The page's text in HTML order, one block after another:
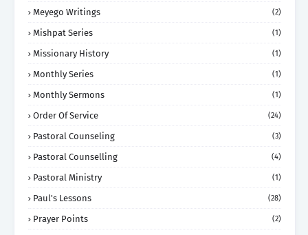
Meyego Writings (2)
Mishpat Series (1)
Missionary History (1)
Monthly Series (1)
Monthly Sermons (1)
Order Of Service (24)
Pastoral Counseling (3)
Pastoral Counselling (4)
Pastoral Ministry (1)
Paul's Lessons (28)
Prayer Points (2)